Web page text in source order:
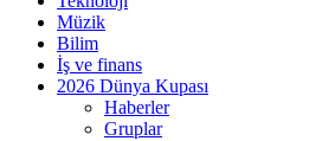
Müzik
Bilim
İş ve finans
2026 Dünya Kupası
Haberler
Gruplar